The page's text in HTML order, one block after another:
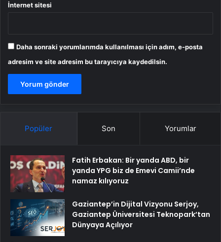
İnternet sitesi
Daha sonraki yorumlarımda kullanılması için adım, e-posta
adresim ve site adresim bu tarayıcıya kaydedilsin.
Popüler Son Yorumlar
Fatih Erbakan: Bir yanda ABD, bir
yanda YPG biz de Emevi Camii’nde
namaz kılıyoruz
Gaziantep’in Dijital Vizyonu Serjoy,
Gaziantep Üniversitesi Teknopark’tan
Dünyaya Açılıyor